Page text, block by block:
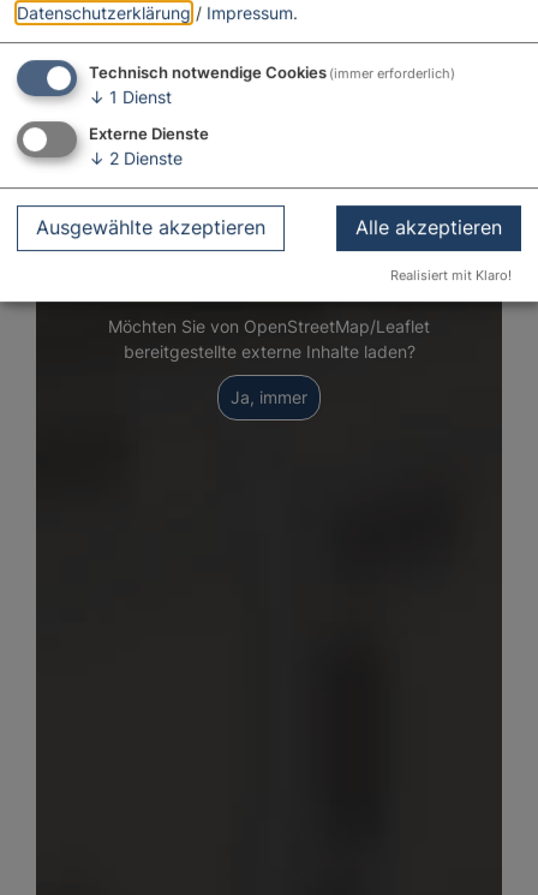
Möchten Sie von OpenStreetMap/Leaflet
bereitgestellte externe Inhalte laden?
Ja, immer
Datenschutzerklärung / Impressum.
Technisch notwendige Cookies (immer erforderlich)
↓ 1 Dienst
Externe Dienste
↓ 2 Dienste
Ausgewählte akzeptieren Alle akzeptieren
Realisiert mit Klaro!